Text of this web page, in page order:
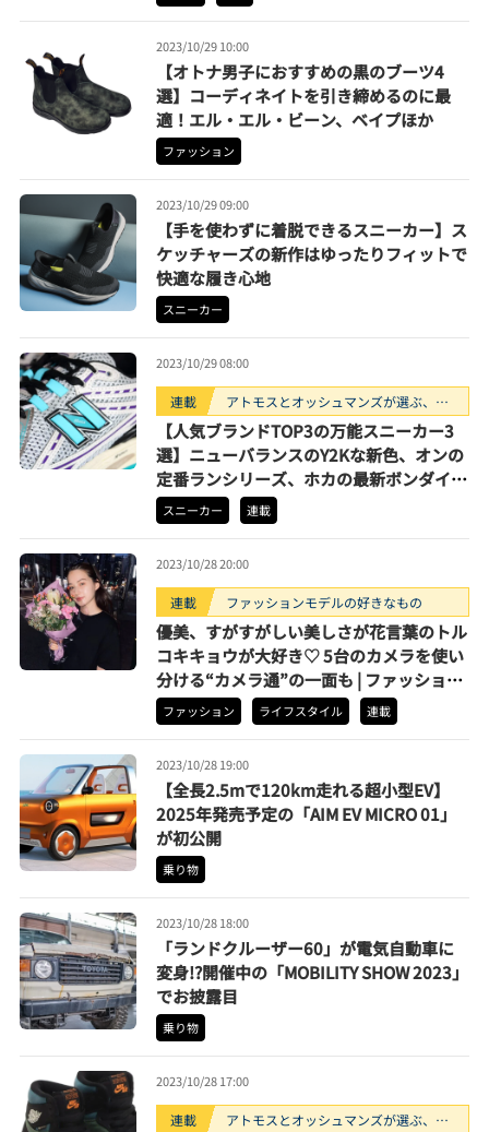
2023/10/29 10:00
【オトナ男子におすすめの黒のブーツ4
選】コーディネイトを引き締めるのに最
適！エル・エル・ビーン、ベイプほか
ファッション
2023/10/29 09:00
【手を使わずに着脱できるスニーカー】ス
ケッチャーズの新作はゆったりフィットで
快適な履き心地
スニーカー
2023/10/29 08:00
連載
アトモスとオッシュマンズが選ぶ、買
うべきスニーカー3選。
【人気ブランドTOP3の万能スニーカー3
選】ニューバランスのY2Kな新色、オンの
定番ランシリーズ、ホカの最新ボンダイ
【11月買うべきモデル】
スニーカー 連載
2023/10/28 20:00
連載 ファッションモデルの好きなもの
優美、すがすがしい美しさが花言葉のトル
コキキョウが大好き♡ 5台のカメラを使い
分ける“カメラ通”の一面も | ファッション
モデル・アイリンの好きなもの
ファッション ライフスタイル 連載
2023/10/28 19:00
【全長2.5mで120km走れる超小型EV】
2025年発売予定の「AIM EV MICRO 01」
が初公開
乗り物
2023/10/28 18:00
「ランドクルーザー60」が電気自動車に
変身!?開催中の「MOBILITY SHOW 2023」
でお披露目
乗り物
2023/10/28 17:00
連載
アトモスとオッシュマンズが選ぶ、買